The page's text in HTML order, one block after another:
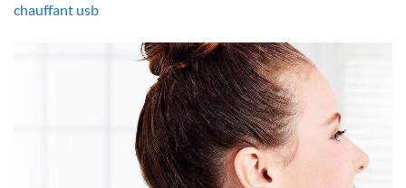
chauffant usb